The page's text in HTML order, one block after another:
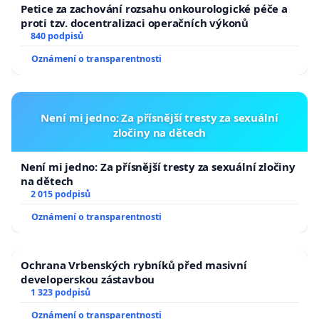
přetíženého sociálního systému.
Děkujeme, že najdete řešení, které zachrání oporu
systému sociálních služeb. Jeho udržitelná existence
Petice za zachování rozsahu onkourologické péče a
proti tzv. docentralizaci operačních výkonů
840 podpisů
Oznámení o transparentnosti
Není mi jedno: Za přísnější tresty za sexuální
zločiny na dětech
Není mi jedno: Za přísnější tresty za sexuální zločiny
na dětech
2 015 podpisů
Oznámení o transparentnosti
Ochrana Vrbenských rybníků před masivní
developerskou zástavbou
1 323 podpisů
Oznámení o transparentnosti